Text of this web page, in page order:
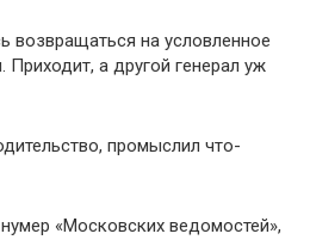
возвращаться на условленное
Приходит, а другой генерал уж
промыслил что-
«Московских ведомостей»,